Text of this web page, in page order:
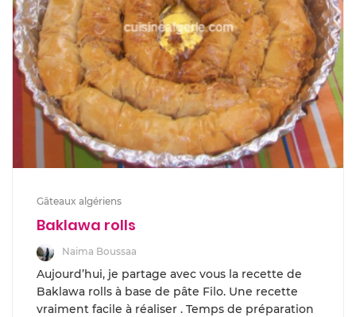
Gâteaux algériens
Baklawa rolls
Naima Boussaa
Aujourd’hui, je partage avec vous la recette de
Baklawa rolls à base de pâte Filo. Une recette
vraiment facile à réaliser . Temps de préparation